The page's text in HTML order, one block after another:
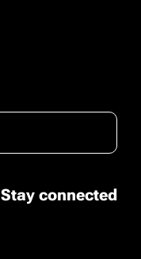
Stay connected